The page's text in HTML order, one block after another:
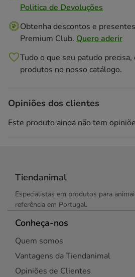
Politica de Devoluções
Obtenha descontos e
Premium Club. Quero aderir
Tudo o que seu patudo
produtos no nosso catálogo.
Opiniões dos clientes
Este produto ainda não tem
Tiendanimal
Especialistas em produtos para
referência em Portugal.
Conheça-nos
Quem somos
Vantagens da Tiendanimal
Opiniões de Clientes